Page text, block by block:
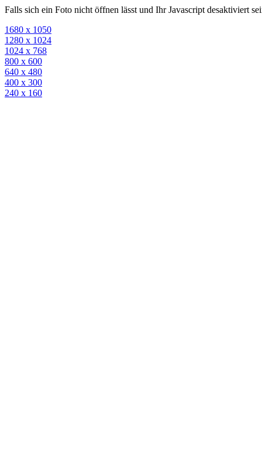
Falls sich ein Foto nicht öffnen lässt und Ihr Javascript desaktiviert
1680 x 1050
1280 x 1024
1024 x 768
800 x 600
640 x 480
400 x 300
240 x 160